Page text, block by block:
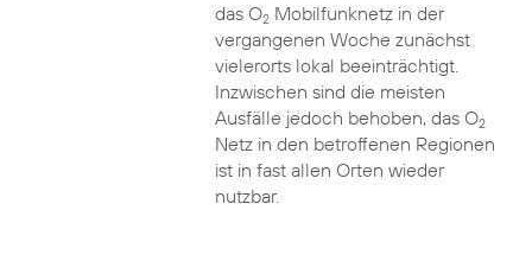
das O2Mobilfunknetz in der
vergangenen Woche zunächst
vielerorts lokal beeinträchtigt.
Inzwischen sind die meisten
Ausfälle jedoch behoben, das O2
Netz in den betroffenen Regionen
ist in fast allen Orten wieder
nutzbar.